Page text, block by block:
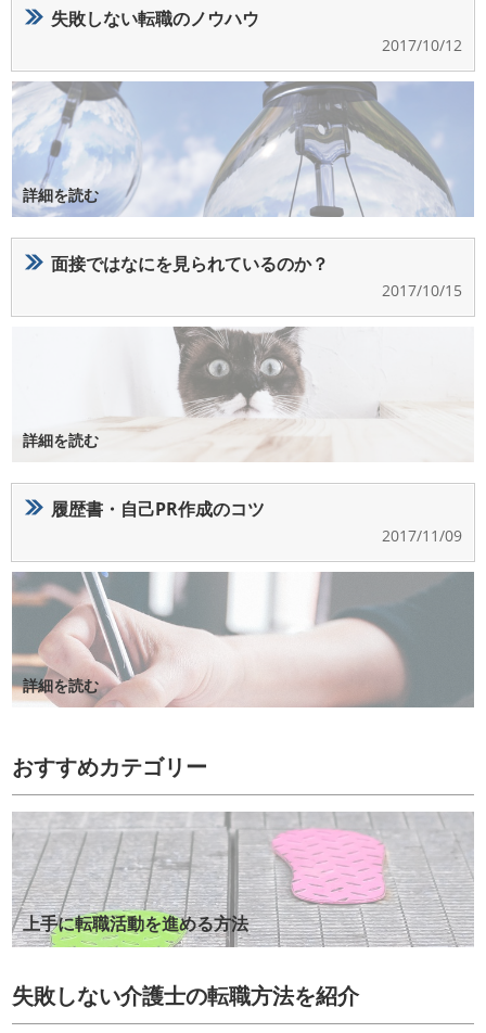
失敗しない転職のノウハウ
2017/10/12
詳細を読む
面接ではなにを見られているのか？
2017/10/15
詳細を読む
履歴書・自己PR作成のコツ
2017/11/09
詳細を読む
おすすめカテゴリー
上手に転職活動を進める方法
失敗しない介護士の転職方法を紹介